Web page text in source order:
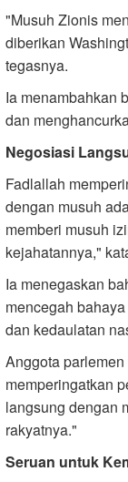
"Musuh Zionis
diberikan
tegasnya.
Ia menambahkan
dan
Negosiasi
Fadlallah
dengan musuh
memberi musuh
kejahatannya,"
Ia menegaskan
mencegah
dan kedaulatan
Anggota
memperingatkan
langsung dengan
rakyatnya."
Seruan untuk